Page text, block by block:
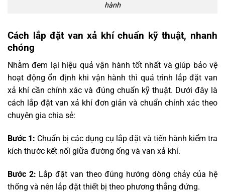
hành
Cách lắp đặt van xả khí chuẩn kỹ thuật, nhanh
chóng
Nhằm đem lại hiệu quả vận hành tốt nhất và giúp bảo vệ
hoạt động ổn định khi vận hành thì quá trình lắp đặt van
xả khí cần chính xác và đúng chuẩn kỹ thuật. Dưới đây là
cách lắp đặt van xả khí đơn giản và chuẩn chính xác theo
chuyên gia chia sẻ:
Bước 1: Chuẩn bị các dụng cụ lắp đặt và tiến hành kiểm tra
kích thước kết nối giữa đường ống và van xả khí.
Bước 2: Lắp đặt van theo đúng hướng dòng chảy của hệ
thống và nên lắp đặt thiết bị theo phương thẳng đứng.